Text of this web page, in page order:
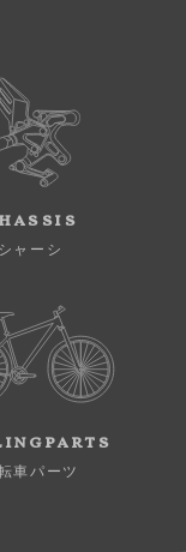
シャーシ
車パーツ